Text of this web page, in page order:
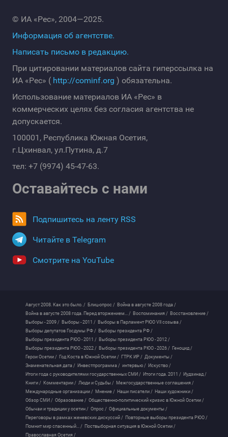
© ИА «Рес», 2004—2025.
Информация об агентстве.
Написать письмо в редакцию.
При цитировании материалов сайта гиперссылка на
ИА «Рес» ( http://cominf.org ) обязательна.
Использование материалов ИА «Рес» в
коммерческих целях без согласия агентства не
допускается.
100001, Республика Южная Осетия,
г.Цхинвал, ул.Путина, д.7
тел: +7 (9974) 45-47-63.
Оставайтесь с нами
Подпишитесь на ленту RSS
Читайте в Telegram
Смотрите на YouTube
Август 2008. Как это было. / Блиц-опрос / Война в августе 2008 года /
Война в августе 2008 года. Перед вторжением... / Воспоминания / Восстановление /
Выборы - 2009 / Выборы - 2011 / Выборы в Парламент РЮО VII созыва /
Выборы депутатов Госдумы РФ / Выборы президента РФ /
Выборы президента РЮО - 2011 / Выборы президента РЮО - 2012 /
Выборы президента РЮО - 2022 / Выборы президента РЮО - 2026 / Геноцид /
Герои Осетии / Год Коста в Южной Осетии / ГТРК ИР / Документы /
Знаменательная дата / Инвестпрограмма / интервью / Искуство /
Итоги года с руководителями государственных СМИ / Итоги года. 2011 / Иудзинад /
Книги / Комментарии / Люди и Судьбы / Межгосударственные соглашения /
Международные организации / Мнение / Наши писатели / Наши художники /
Обзор СМИ / Образование / Общественно-политический кризис в Южной Осетии /
Обычаи и традиции у осетин / Опрос / Официальные документы /
Переговоры в рамках женевских дискуссий / Повторные выборы президента РЮО /
Помнит мир спасенный... / Поствыборная ситуация в Южной Осетии /
Православная Осетия /